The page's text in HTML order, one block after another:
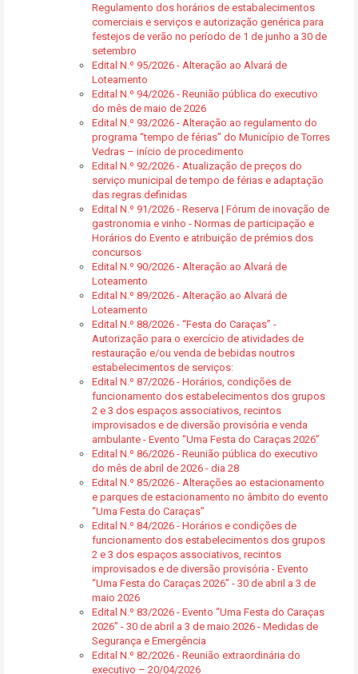
Regulamento dos horários de estabalecimentos
comerciais e serviços e autorização genérica para
festejos de verão no período de 1 de junho a 30 de
setembro
Edital N.º 95/2026 - Alteração ao Alvará de
Loteamento
Edital N.º 94/2026 - Reunião pública do executivo
do mês de maio de 2026
Edital N.º 93/2026 - Alteração ao regulamento do
programa “tempo de férias” do Município de Torres
Vedras – início de procedimento
Edital N.º 92/2026 - Atualização de preços do
serviço municipal de tempo de férias e adaptação
das regras definidas
Edital N.º 91/2026 - Reserva | Fórum de inovação de
gastronomia e vinho - Normas de participação e
Horários do Evento e atribuição de prémios dos
concursos
Edital N.º 90/2026 - Alteração ao Alvará de
Loteamento
Edital N.º 89/2026 - Alteração ao Alvará de
Loteamento
Edital N.º 88/2026 - “Festa do Caraças” -
Autorização para o exercício de atividades de
restauração e/ou venda de bebidas noutros
estabelecimentos de serviços:
Edital N.º 87/2026 - Horários, condições de
funcionamento dos estabelecimentos dos grupos
2 e 3 dos espaços associativos, recintos
improvisados e de diversão provisória e venda
ambulante - Evento “Uma Festa do Caraças 2026”
Edital N.º 86/2026 - Reunião pública do executivo
do mês de abril de 2026 - dia 28
Edital N.º 85/2026 - Alterações ao estacionamento
e parques de estacionamento no âmbito do evento
“Uma Festa do Caraças”
Edital N.º 84/2026 - Horários e condições de
funcionamento dos estabelecimentos dos grupos
2 e 3 dos espaços associativos, recintos
improvisados e de diversão provisória - Evento
“Uma Festa do Caraças 2026” - 30 de abril a 3 de
maio 2026
Edital N.º 83/2026 - Evento “Uma Festa do Caraças
2026” - 30 de abril a 3 de maio 2026 - Medidas de
Segurança e Emergência
Edital N.º 82/2026 - Reunião extraordinária do
executivo – 20/04/2026